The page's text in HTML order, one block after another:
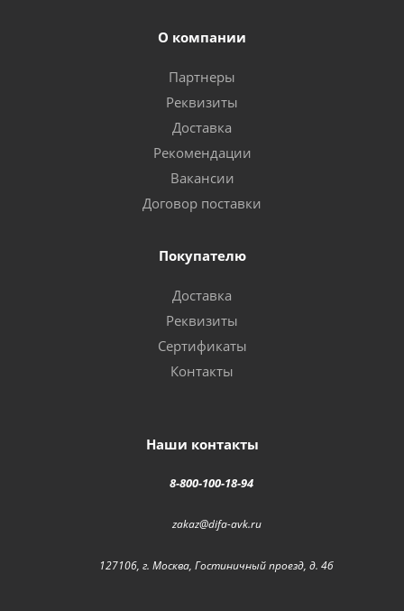
О компании
Партнеры
Реквизиты
Доставка
Рекомендации
Вакансии
Договор поставки
Покупателю
Доставка
Реквизиты
Сертификаты
Контакты
Наши контакты
8-800-100-18-94
zakaz@difa-avk.ru
127106, г. Москва, Гостиничный проезд, д. 4б